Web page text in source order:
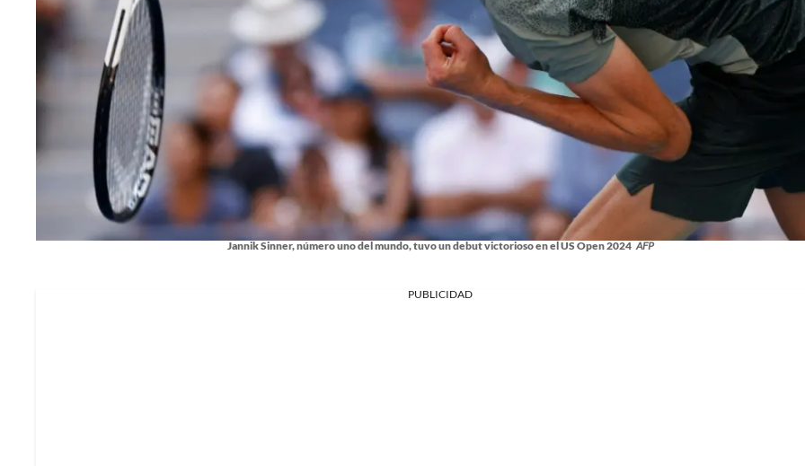
Jannik Sinner, número uno del mundo, tuvo un debut victorioso en el US Open 2024 AFP
PUBLICIDAD